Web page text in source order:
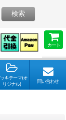
カート
検索
キテーマ(オ
リジナル)
問い合わせ